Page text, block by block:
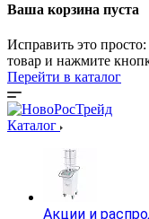
Ваша корзина пуста
Исправить это
товар и нажмите
Перейти в каталог
Каталог
Акции и